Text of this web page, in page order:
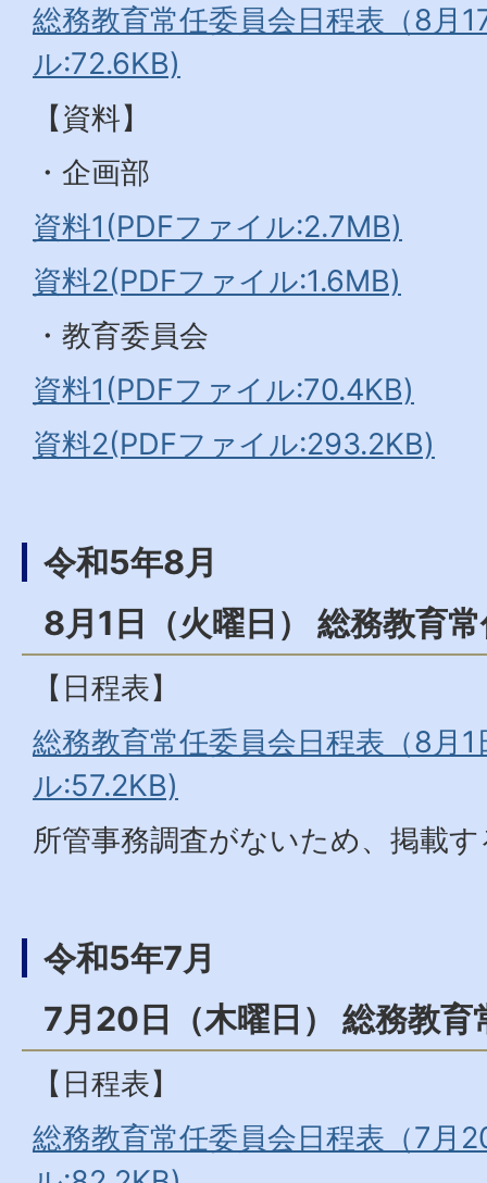
総務教育常任委員会日程表（8月
ル:72.6KB)
【資料】
・企画部
資料1(PDFファイル:2.7MB)
資料2(PDFファイル:1.6MB)
・教育委員会
資料1(PDFファイル:70.4KB)
資料2(PDFファイル:293.2KB)
令和5年8月
8月1日（火曜日） 総務教育
【日程表】
総務教育常任委員会日程表（8月
ル:57.2KB)
所管事務調査がないため、掲載
令和5年7月
7月20日（木曜日） 総務教育
【日程表】
総務教育常任委員会日程表（7月